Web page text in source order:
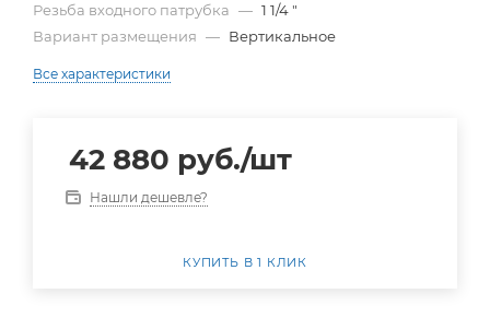
Резьба входного патрубка — 1 1/4 "
Вариант размещения — Вертикальное
Все характеристики
42 880 руб./шт
Нашли дешевле?
КУПИТЬ В 1 КЛИК